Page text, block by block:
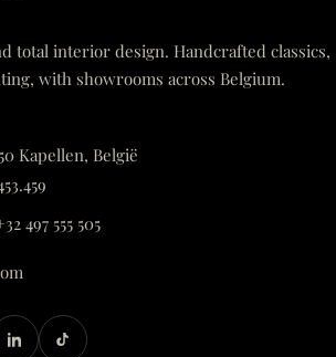
total interior design. Handcrafted classics,
with showrooms across Belgium.
Kapellen, België
497 555 505